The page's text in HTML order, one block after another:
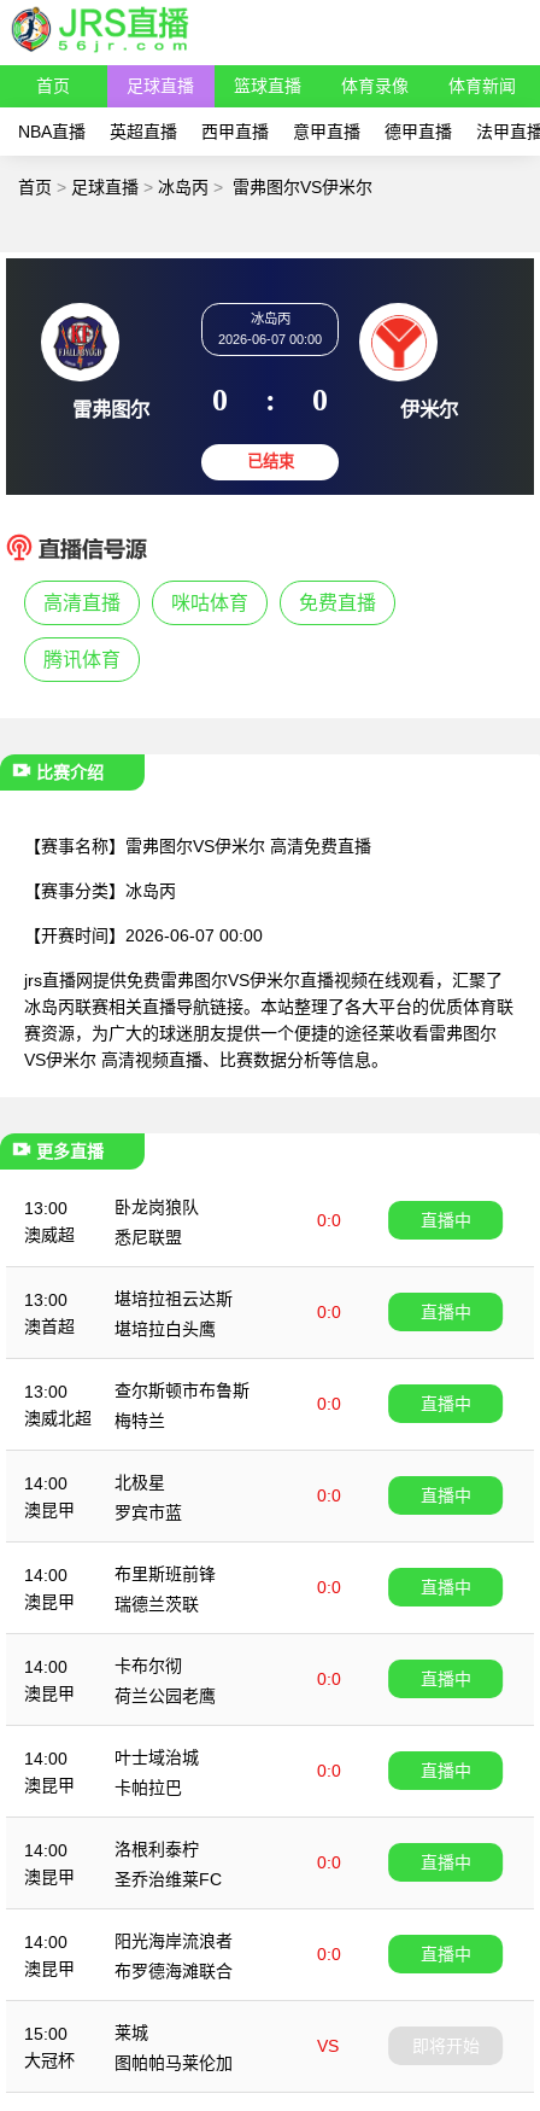
首页 足球直播 篮球直播 体育录像 体育新闻
NBA直播 英超直播 西甲直播 意甲直播 德甲直播 法甲直
首页 > 足球直播 > 冰岛丙 > 雷弗图尔VS伊米尔
雷弗图尔
冰岛丙
2026-06-07 00:00
0 : 0 伊
高清直播 咪咕体育 免费直播
腾讯体育
比赛介绍
【赛事名称】 雷弗图尔VS伊米尔 高清免费直播
【赛事分类】 冰岛丙
【开赛时间】 2026-06-07 00:00
jrs直播网提供免费雷弗图尔VS伊米尔直播视频在线观看，汇聚了
冰岛丙联赛相关直播导航链接。本站整理了各大平台的优质体育联
赛资源，为广大的球迷朋友提供一个便捷的途径莱收看雷弗图尔
VS伊米尔 高清视频直播、比赛数据分析等信息。
更多直播
13:00
澳威超
卧龙岗狼队
0:0
悉尼联盟
直播中
13:00
澳首超
堪培拉祖云达斯
0:0
堪培拉白头鹰
直播中
13:00
澳威北超
查尔斯顿市布鲁斯
0:0
梅特兰
直播中
14:00
澳昆甲
北极星
0:0
罗宾市蓝
直播中
14:00
澳昆甲
布里斯班前锋
0:0
瑞德兰茨联
直播中
14:00
澳昆甲
卡布尔彻
0:0
荷兰公园老鹰
直播中
14:00
澳昆甲
叶士域治城
0:0
卡帕拉巴
直播中
14:00
澳昆甲
洛根利泰柠
0:0
圣乔治维莱FC
直播中
14:00
澳昆甲
阳光海岸流浪者
0:0
布罗德海滩联合
直播中
15:00
大冠杯
莱城
VS
图帕帕马莱伦加
即将开始